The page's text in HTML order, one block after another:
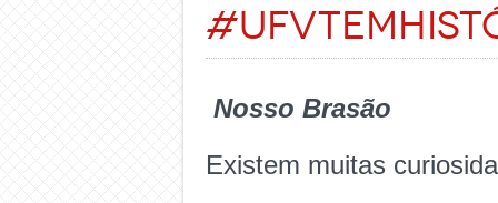
Nosso Brasão
Existem muitas